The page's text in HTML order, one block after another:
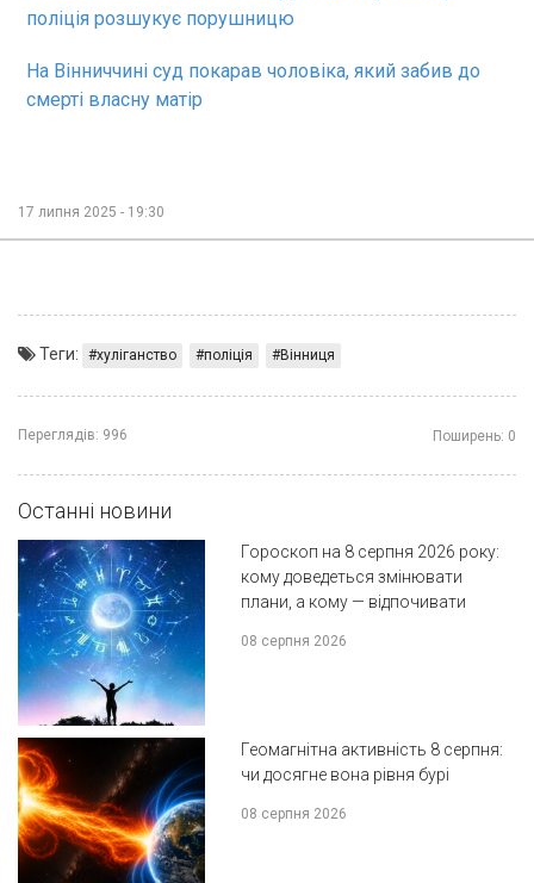
поліція розшукує порушницю
На Вінниччині суд покарав чоловіка, який забив до
смерті власну матір
17 липня 2025 - 19:30
Теги: хуліганство поліція Вінниця
Переглядів: 996 Поширень: 0
Останні новини
Гороскоп на 8 серпня 2026 року:
кому доведеться змінювати
плани, а кому — відпочивати
08 серпня 2026
Геомагнітна активність 8 серпня:
чи досягне вона рівня бурі
08 серпня 2026